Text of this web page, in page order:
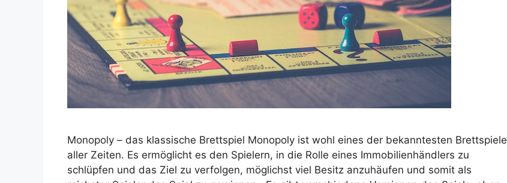
Monopoly – das klassische Brettspiel Monopoly ist wohl eines der bekanntesten Brettspiele
aller Zeiten. Es ermöglicht es den Spielern, in die Rolle eines Immobilienhändlers zu
schlüpfen und das Ziel zu verfolgen, möglichst viel Besitz anzuhäufen und somit als